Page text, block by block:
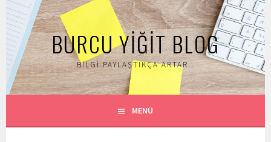
İçeriğe
geç
BURCU YIĞIT BLOG
BILGI PAYLAŞTIKÇA ARTAR..
MENÜ